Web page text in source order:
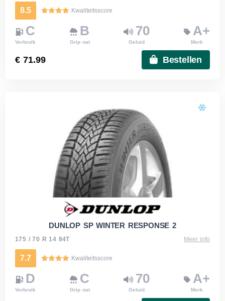
8.5 Kwaliteitsscore
C
Verbruik
B
Grip nat
70
Geluid
A+
Merk
€ 71.99 Bestellen
DUNLOP SP WINTER RESPONSE 2
175 / 70 R 14 84T Meer info
7.7 Kwaliteitsscore
D
Verbruik
C
Grip nat
70
Geluid
A+
Merk